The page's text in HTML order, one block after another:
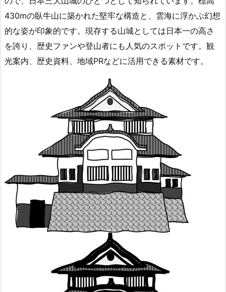
430mの臥牛山に築かれた堅牢な構造と、雲海に浮かぶ幻想
的な姿が印象的です。現存する山城としては日本一の高さ
を誇り、歴史ファンや登山者にも人気のスポットです。観
光案内、歴史資料、地域PRなどに活用できる素材です。